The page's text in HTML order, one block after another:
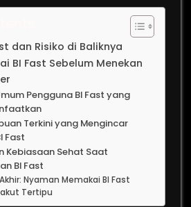
dan Risiko di Baliknya
BI Fast Sebelum Menekan
Pengguna BI Fast yang
Terkini yang Mengincar
Fast
Kebiasaan Sehat Saat
BI Fast
Nyaman Memakai BI Fast
Tertipu